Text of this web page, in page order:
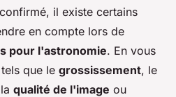
il existe certains
en compte lors de
pour l'astronomie. En vous
que le grossissement, le
qualité de l'image ou